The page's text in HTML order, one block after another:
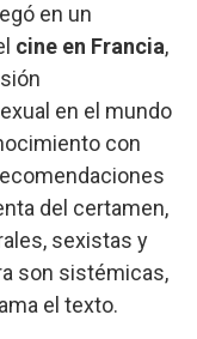
en un
cine en Francia,
en el mundo
con
del certamen,
sexistas y
son sistémicas,
el texto.